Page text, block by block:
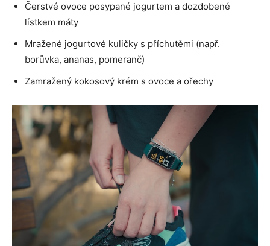
Čerstvé ovoce posypané jogurtem a dozdobené
lístkem máty
Mražené jogurtové kuličky s příchutěmi (např.
borůvka, ananas, pomeranč)
Zamražený kokosový krém s ovoce a ořechy